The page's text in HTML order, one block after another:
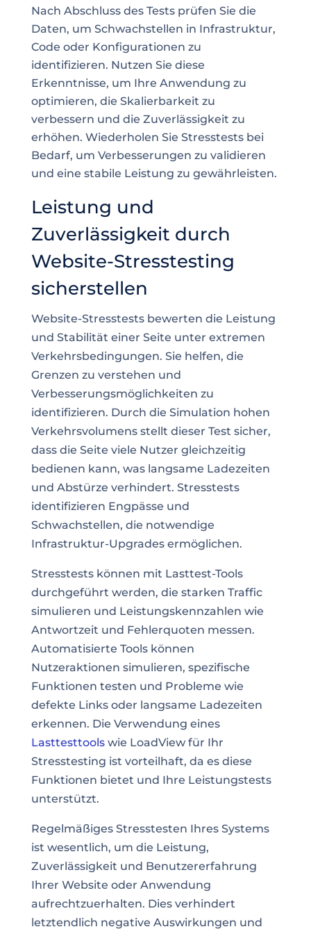
Nach Abschluss des Tests prüfen Sie die
Daten, um Schwachstellen in Infrastruktur,
Code oder Konfigurationen zu
identifizieren. Nutzen Sie diese
Erkenntnisse, um Ihre Anwendung zu
optimieren, die Skalierbarkeit zu
verbessern und die Zuverlässigkeit zu
erhöhen. Wiederholen Sie Stresstests bei
Bedarf, um Verbesserungen zu validieren
und eine stabile Leistung zu gewährleisten.
Leistung und
Zuverlässigkeit durch
Website-Stresstesting
sicherstellen
Website-Stresstests bewerten die Leistung
und Stabilität einer Seite unter extremen
Verkehrsbedingungen. Sie helfen, die
Grenzen zu verstehen und
Verbesserungsmöglichkeiten zu
identifizieren. Durch die Simulation hohen
Verkehrsvolumens stellt dieser Test sicher,
dass die Seite viele Nutzer gleichzeitig
bedienen kann, was langsame Ladezeiten
und Abstürze verhindert. Stresstests
identifizieren Engpässe und
Schwachstellen, die notwendige
Infrastruktur-Upgrades ermöglichen.
Stresstests können mit Lasttest-Tools
durchgeführt werden, die starken Traffic
simulieren und Leistungskennzahlen wie
Antwortzeit und Fehlerquoten messen.
Automatisierte Tools können
Nutzeraktionen simulieren, spezifische
Funktionen testen und Probleme wie
defekte Links oder langsame Ladezeiten
erkennen. Die Verwendung eines
Lasttesttoolswie LoadView für Ihr
Stresstesting ist vorteilhaft, da es diese
Funktionen bietet und Ihre Leistungstests
unterstützt.
Regelmäßiges Stresstesten Ihres Systems
ist wesentlich, um die Leistung,
Zuverlässigkeit und Benutzererfahrung
Ihrer Website oder Anwendung
aufrechtzuerhalten. Dies verhindert
letztendlich negative Auswirkungen und